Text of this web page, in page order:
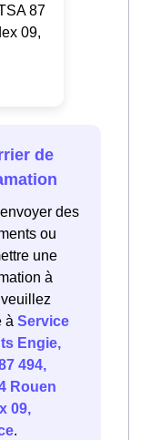
87
09,
de
des
ou
une
à
veuillez
à Service
Engie,
494,
Rouen
09,
.